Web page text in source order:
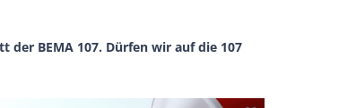
der BEMA 107. Dürfen wir auf die 107